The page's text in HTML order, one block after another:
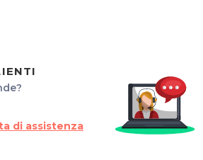
sull'offerta o sulle modalità di
di assistenza